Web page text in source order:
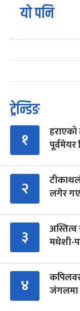
यो पनि
ट्रेन्डिङ
१
पूर्वमेयर
२
लगेर
३
मधेशी-
४
जंगलमा